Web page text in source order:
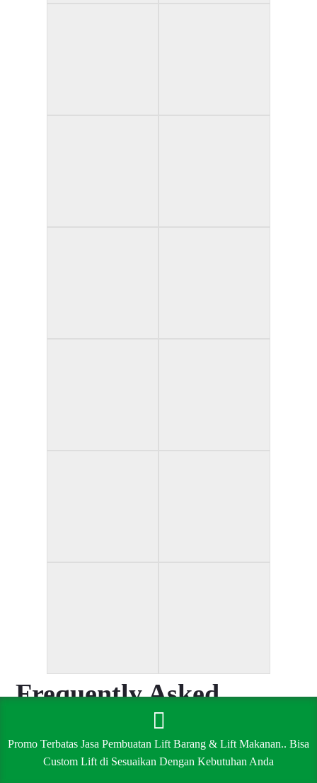
Frequently Asked
Questions
Promo Terbatas Jasa Pembuatan Lift Barang & Lift Makanan.. Bisa
Custom Lift di Sesuaikan Dengan Kebutuhan Anda